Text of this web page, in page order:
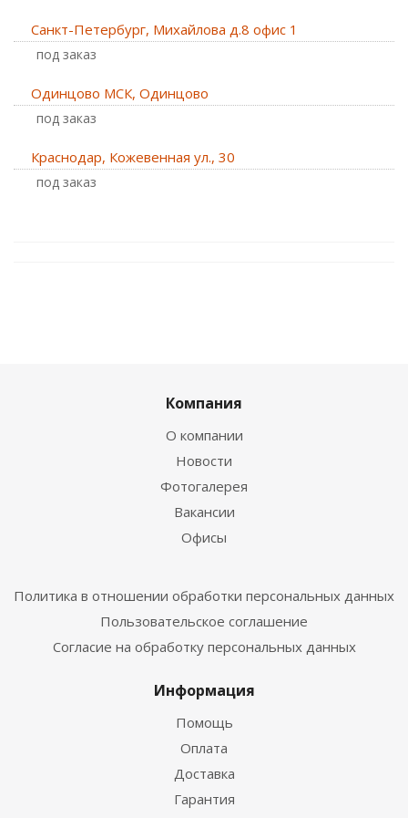
Санкт-Петербург, Михайлова д.8 офис 1
Под заказ
Одинцово МСК, Одинцово
Под заказ
Краснодар, Кожевенная ул., 30
Под заказ
Компания
О компании
Новости
Фотогалерея
Вакансии
Офисы
Политика в отношении обработки персональных данных
Пользовательское соглашение
Согласие на обработку персональных данных
Информация
Помощь
Оплата
Доставка
Гарантия